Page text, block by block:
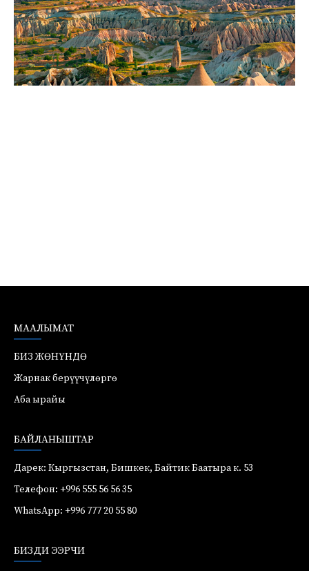
МААЛЫМАТ
БИЗ ЖӨНҮНДӨ
Жарнак берүүчүлөргө
Аба ырайы
БАЙЛАНЫШТАР
Дарек: Кыргызстан, Бишкек, Байтик Баатыра к. 53
Телефон: +996 555 56 56 35
WhatsApp: +996 777 20 55 80
БИЗДИ ЭЭРЧИ